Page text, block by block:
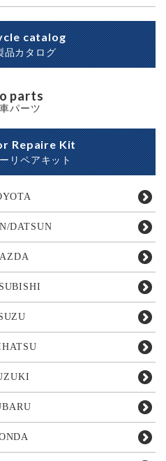
catalog
品カタログ
parts
パーツ
Repaire Kit
リペアキット
DATSUN